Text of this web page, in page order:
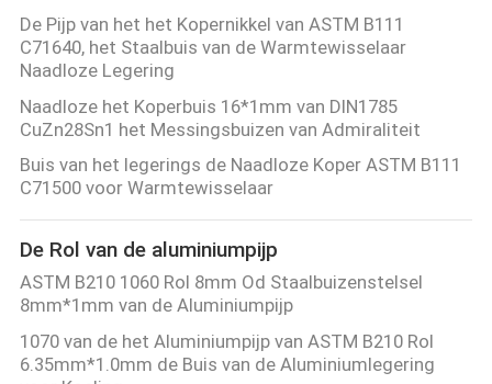
De Pijp van het het Kopernikkel van ASTM B111
C71640, het Staalbuis van de Warmtewisselaar
Naadloze Legering
Naadloze het Koperbuis 16*1mm van DIN1785
CuZn28Sn1 het Messingsbuizen van Admiraliteit
Buis van het legerings de Naadloze Koper ASTM B111
C71500 voor Warmtewisselaar
De Rol van de aluminiumpijp
ASTM B210 1060 Rol 8mm Od Staalbuizenstelsel
8mm*1mm van de Aluminiumpijp
1070 van de het Aluminiumpijp van ASTM B210 Rol
6.35mm*1.0mm de Buis van de Aluminiumlegering